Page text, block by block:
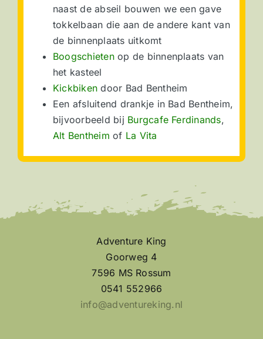
naast de abseil bouwen we een gave
tokkelbaan die aan de andere kant van
de binnenplaats uitkomt
Boogschietenop de binnenplaats van
het kasteel
Kickbiken door Bad Bentheim
Een afsluitend drankje in Bad Bentheim,
bijvoorbeeld bij Burgcafe Ferdinands,
Alt Bentheim of La Vita
Adventure King
Goorweg 4
7596 MS Rossum
0541 552966
info@adventureking.nl